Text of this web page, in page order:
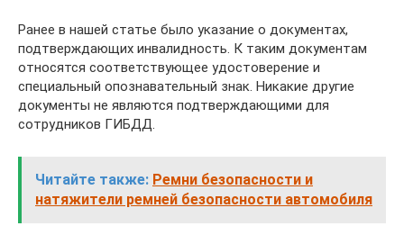
Ранее в нашей статье было указание о документах,
подтверждающих инвалидность. К таким документам
относятся соответствующее удостоверение и
специальный опознавательный знак. Никакие другие
документы не являются подтверждающими для
сотрудников ГИБДД.
Читайте также: Ремни безопасности и
натяжители ремней безопасности автомобиля